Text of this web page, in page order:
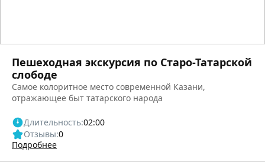
Пешеходная экскурсия по Старо-Татарской
слободе
Самое колоритное место современной Казани,
отражающее быт татарского народа
Длительность:02:00
Отзывы:0
Подробнее